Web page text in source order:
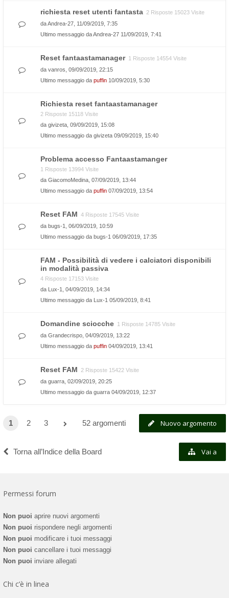
richiesta reset utenti fantasta 2 Risposte 15023 Visite
daAndrea-27 , 11/09/2019, 7:35
Ultimo messaggio daAndrea-27 11/09/2019, 7:41
Reset fantaastamanager 1 Risposte 14554 Visite
da vanros , 09/09/2019, 22:15
Ultimo messaggio da puffin 10/09/2019, 5:30
Richiesta reset fantaastamanager
2 Risposte 15118 Visite
da givizeta , 09/09/2019, 15:08
Ultimo messaggio da givizeta 09/09/2019, 15:40
Problema accesso Fantaastamanger
1 Risposte 13994 Visite
da GiacomoMedina , 07/09/2019, 13:44
Ultimo messaggio da puffin 07/09/2019, 13:54
Reset FAM 4 Risposte 17545 Visite
da bugs-1
, 06/09/2019, 10:59
Ultimo messaggio da bugs-1 06/09/2019, 17:35
FAM - Possibilità di vedere i calciatori disponibili
in modalità passiva
4 Risposte 17153 Visite
da Lux-1
, 04/09/2019, 14:34
Ultimo messaggio da Lux-1 05/09/2019, 8:41
Domandine sciocche 1 Risposte 14785 Visite
da Grandecrispo , 04/09/2019, 13:22
Ultimo messaggio da puffin 04/09/2019, 13:41
Reset FAM
2 Risposte 15422 Visite
da guarra , 02/09/2019, 20:25
Ultimo messaggio da guarra 04/09/2019, 12:37
Nuovo argomento
1 2 3 52 argomenti
Torna all’Indice della Board Vai a
Permessi forum
Non puoi aprire nuovi argomenti
Non puoi rispondere negli argomenti
Non puoi modificare i tuoi messaggi
Non puoi cancellare i tuoi messaggi
Non puoi inviare allegati
Chi c’è in linea